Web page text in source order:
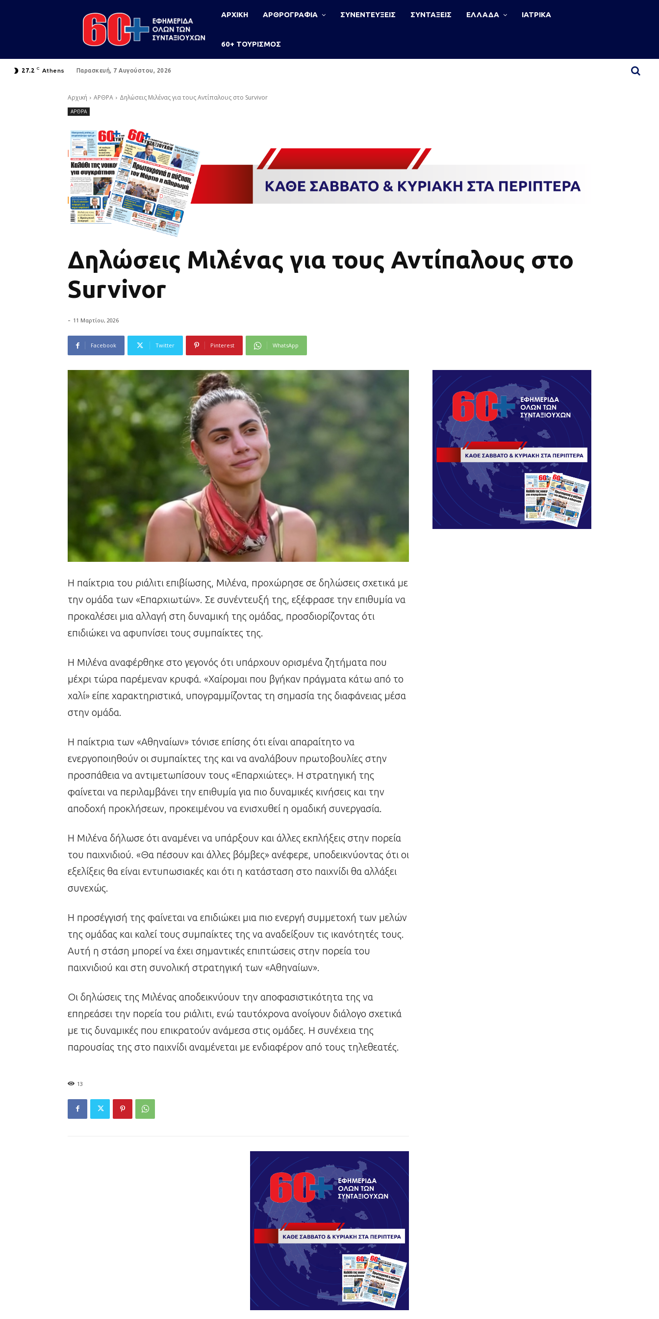
ΑΡΧΙΚΗ ΑΡΘΡΟΓΡΑΦΙΑ ΣΥΝΕΝΤΕΥΞΕΙΣ ΣΥΝΤΑΞΕΙΣ ΕΛΛΑΔΑ ΙΑΤΡΙΚΑ
60+ ΤΟΥΡΙΣΜΟΣ
27.2 C Athens Παρασκευή, 7 Αυγούστου, 2026
Αρχική ΑΡΘΡΑ Δηλώσεις Μιλένας για τους Αντίπαλους στο Survivor
ΑΡΘΡΑ
Δηλώσεις Μιλένας για τους Αντίπαλους στο
Survivor
- 11 Μαρτίου, 2026
Facebook Twitter Pinterest WhatsApp
Η παίκτρια του ριάλιτι επιβίωσης, Μιλένα, προχώρησε σε δηλώσεις σχετικά με
την ομάδα των «Επαρχιωτών». Σε συνέντευξή της, εξέφρασε την επιθυμία να
προκαλέσει μια αλλαγή στη δυναμική της ομάδας, προσδιορίζοντας ότι
επιδιώκει να αφυπνίσει τους συμπαίκτες της.
Η Μιλένα αναφέρθηκε στο γεγονός ότι υπάρχουν ορισμένα ζητήματα που
μέχρι τώρα παρέμεναν κρυφά. «Χαίρομαι που βγήκαν πράγματα κάτω από το
χαλί» είπε χαρακτηριστικά, υπογραμμίζοντας τη σημασία της διαφάνειας μέσα
στην ομάδα.
Η παίκτρια των «Αθηναίων» τόνισε επίσης ότι είναι απαραίτητο να
ενεργοποιηθούν οι συμπαίκτες της και να αναλάβουν πρωτοβουλίες στην
προσπάθεια να αντιμετωπίσουν τους «Επαρχιώτες». Η στρατηγική της
φαίνεται να περιλαμβάνει την επιθυμία για πιο δυναμικές κινήσεις και την
αποδοχή προκλήσεων, προκειμένου να ενισχυθεί η ομαδική συνεργασία.
Η Μιλένα δήλωσε ότι αναμένει να υπάρξουν και άλλες εκπλήξεις στην πορεία
του παιχνιδιού. «Θα πέσουν και άλλες βόμβες» ανέφερε, υποδεικνύοντας ότι οι
εξελίξεις θα είναι εντυπωσιακές και ότι η κατάσταση στο παιχνίδι θα αλλάξει
συνεχώς.
Η προσέγγισή της φαίνεται να επιδιώκει μια πιο ενεργή συμμετοχή των μελών
της ομάδας και καλεί τους συμπαίκτες της να αναδείξουν τις ικανότητές τους.
Αυτή η στάση μπορεί να έχει σημαντικές επιπτώσεις στην πορεία του
παιχνιδιού και στη συνολική στρατηγική των «Αθηναίων».
Οι δηλώσεις της Μιλένας αποδεικνύουν την αποφασιστικότητα της να
επηρεάσει την πορεία του ριάλιτι, ενώ ταυτόχρονα ανοίγουν διάλογο σχετικά
με τις δυναμικές που επικρατούν ανάμεσα στις ομάδες. Η συνέχεια της
παρουσίας της στο παιχνίδι αναμένεται με ενδιαφέρον από τους τηλεθεατές.
13